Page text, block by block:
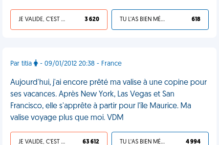
JE VALIDE, C'EST UNE VDM 3 620 TU L'AS BIEN MÉRITÉ 618
Par titia - 09/01/2012 20:38 - France
Aujourd'hui, j'ai encore prêté ma valise à une copine pour
ses vacances. Après New York, Las Vegas et San
Francisco, elle s'apprête à partir pour l'île Maurice. Ma
valise voyage plus que moi. VDM
JE VALIDE, C'EST UNE VDM 63 612 TU L'AS BIEN MÉRITÉ 4 994